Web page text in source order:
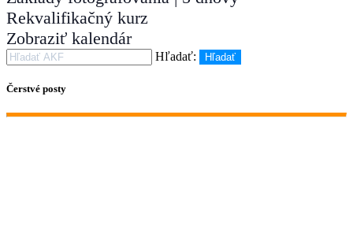
Rekvalifikačný kurz
Zobraziť kalendár
Hľadať: Hľadať
Čerstvé posty